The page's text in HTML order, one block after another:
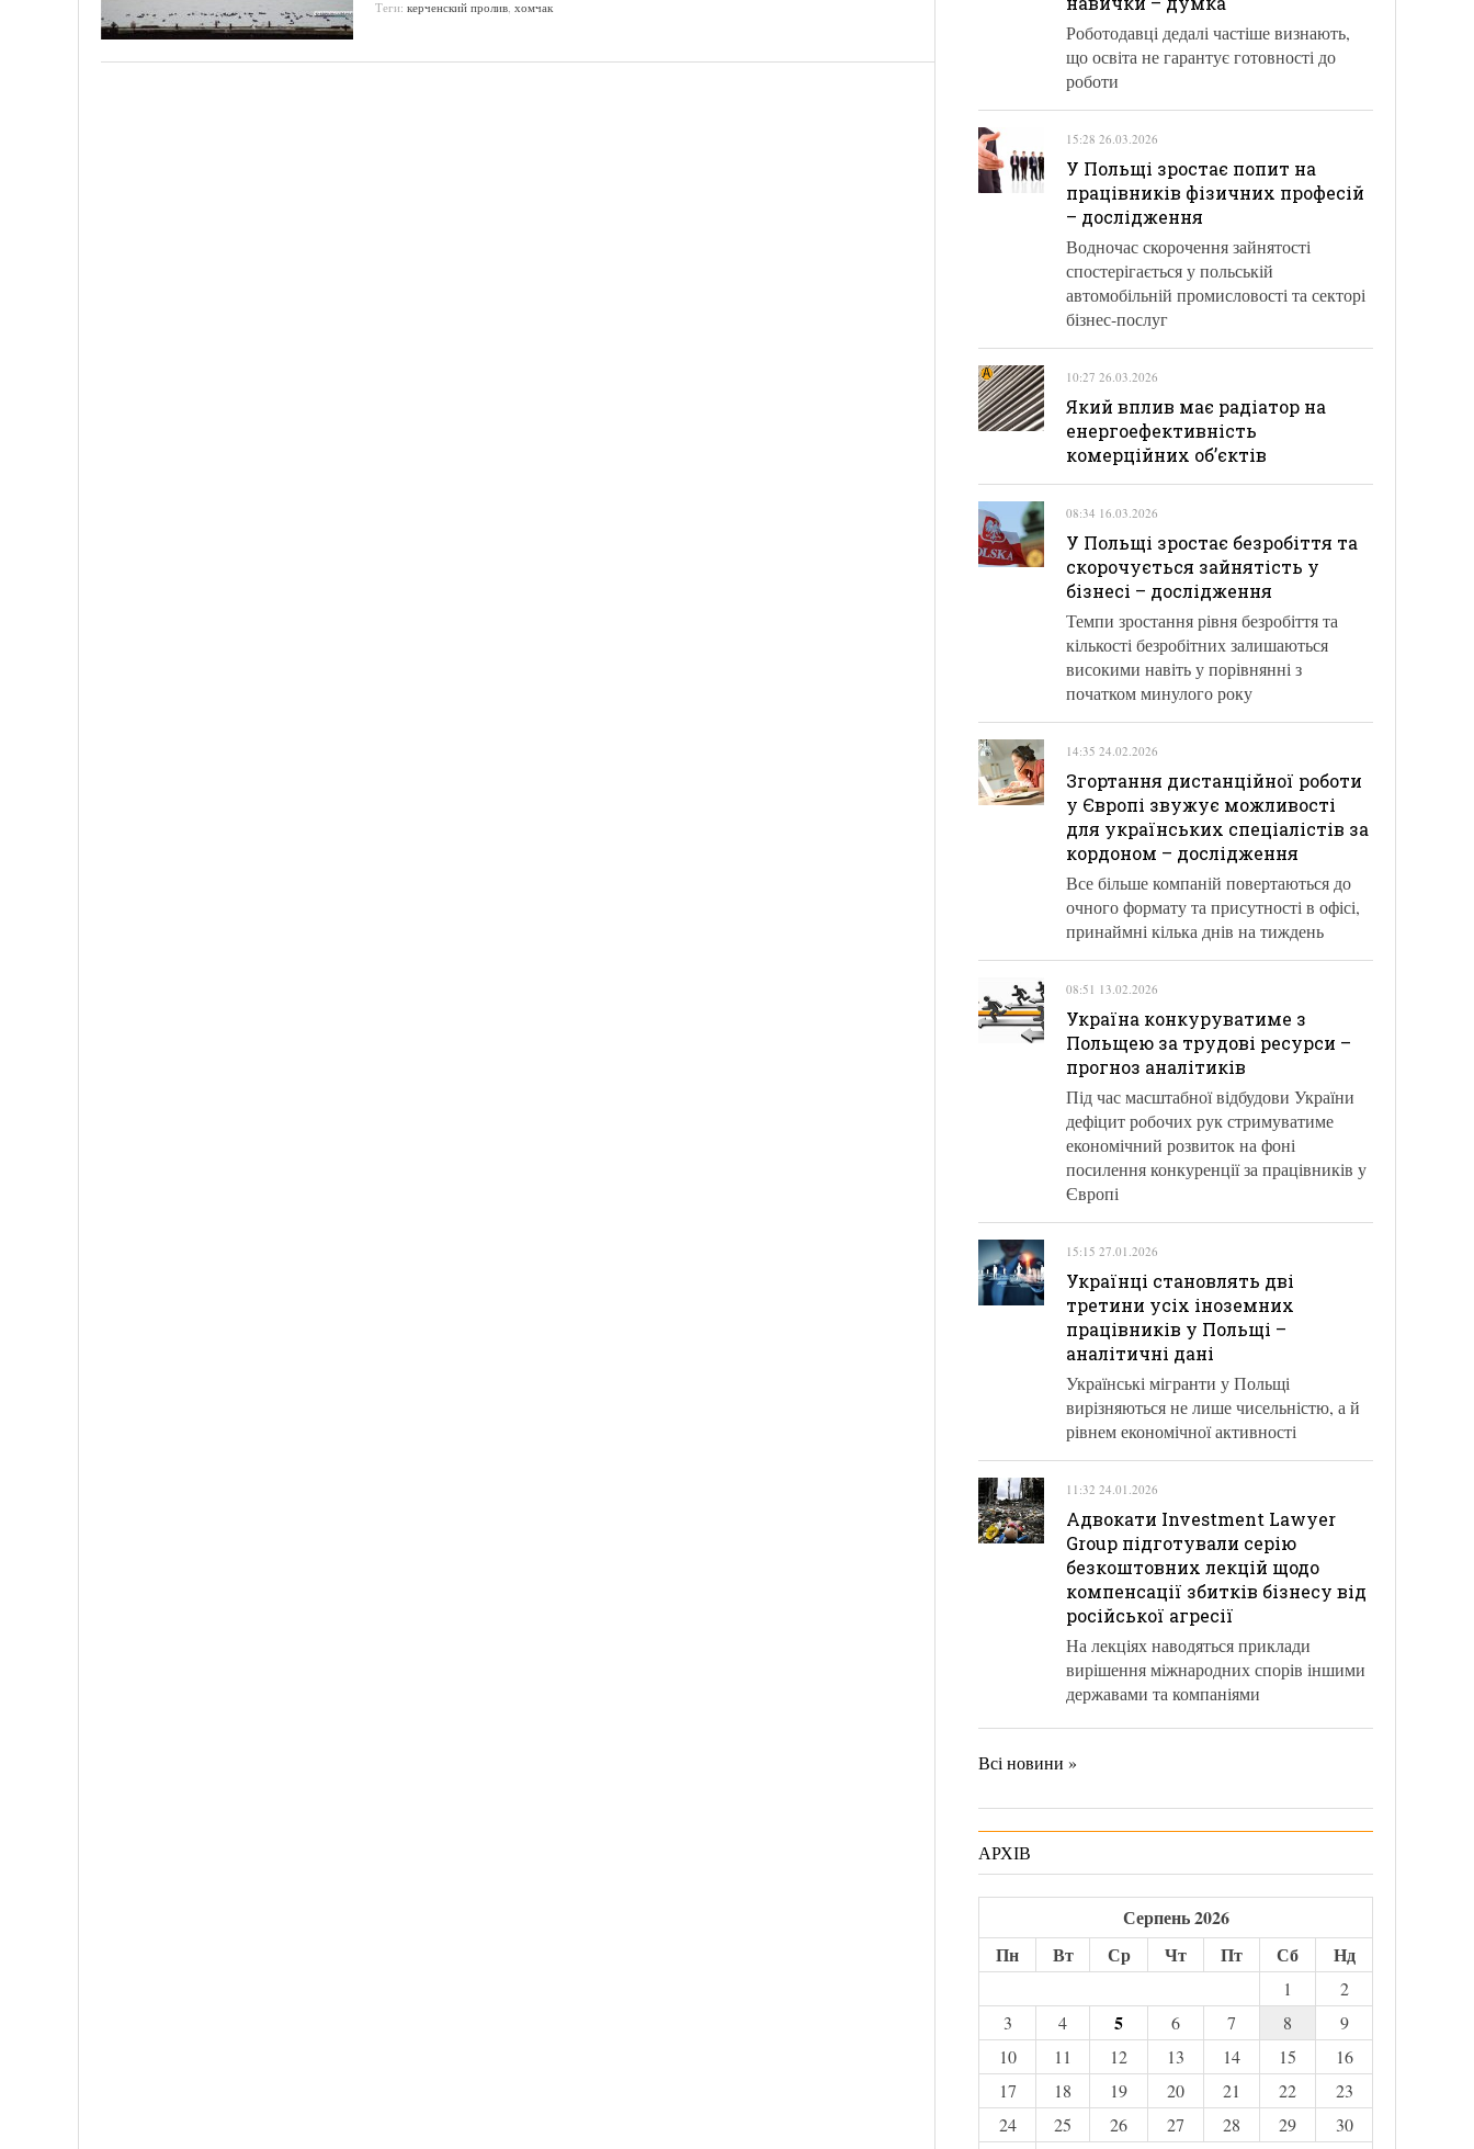
Теги: керченский пролив, хомчак
Роботодавці дедалі частіше визнають,
що освіта не гарантує готовності до
роботи
15:28 26.03.2026
У Польщі зростає попит на
працівників фізичних професій
– дослідження
Водночас скорочення зайнятості
спостерігається у польській
автомобільній промисловості та секторі
бізнес-послуг
10:27 26.03.2026
Який вплив має радіатор на
енергоефективність
комерційних об’єктів
08:34 16.03.2026
У Польщі зростає безробіття та
скорочується зайнятість у
бізнесі – дослідження
Темпи зростання рівня безробіття та
кількості безробітних залишаються
високими навіть у порівнянні з
початком минулого року
14:35 24.02.2026
Згортання дистанційної роботи
у Європі звужує можливості
для українських спеціалістів за
кордоном – дослідження
Все більше компаній повертаються до
очного формату та присутності в офісі,
принаймні кілька днів на тиждень
08:51 13.02.2026
Україна конкуруватиме з
Польщею за трудові ресурси –
прогноз аналітиків
Під час масштабної відбудови України
дефіцит робочих рук стримуватиме
економічний розвиток на фоні
посилення конкуренції за працівників у
Європі
15:15 27.01.2026
Українці становлять дві
третини усіх іноземних
працівників у Польщі –
аналітичні дані
Українські мігранти у Польщі
вирізняються не лише чисельністю, а й
рівнем економічної активності
11:32 24.01.2026
Адвокати Investment Lawyer
Group підготували серію
безкоштовних лекцій щодо
компенсації збитків бізнесу від
російської агресії
На лекціях наводяться приклади
вирішення міжнародних спорів іншими
державами та компаніями
Всі новини »
АРХІВ
Серпень 2026
Пн
Вт Ср Чт Пт Сб Нд
1
2
3
4 5 6 7 8
9
10
11 12 13 14 15
16
17
18 19 20 21 22
23
24
25 26 27 28 29
30